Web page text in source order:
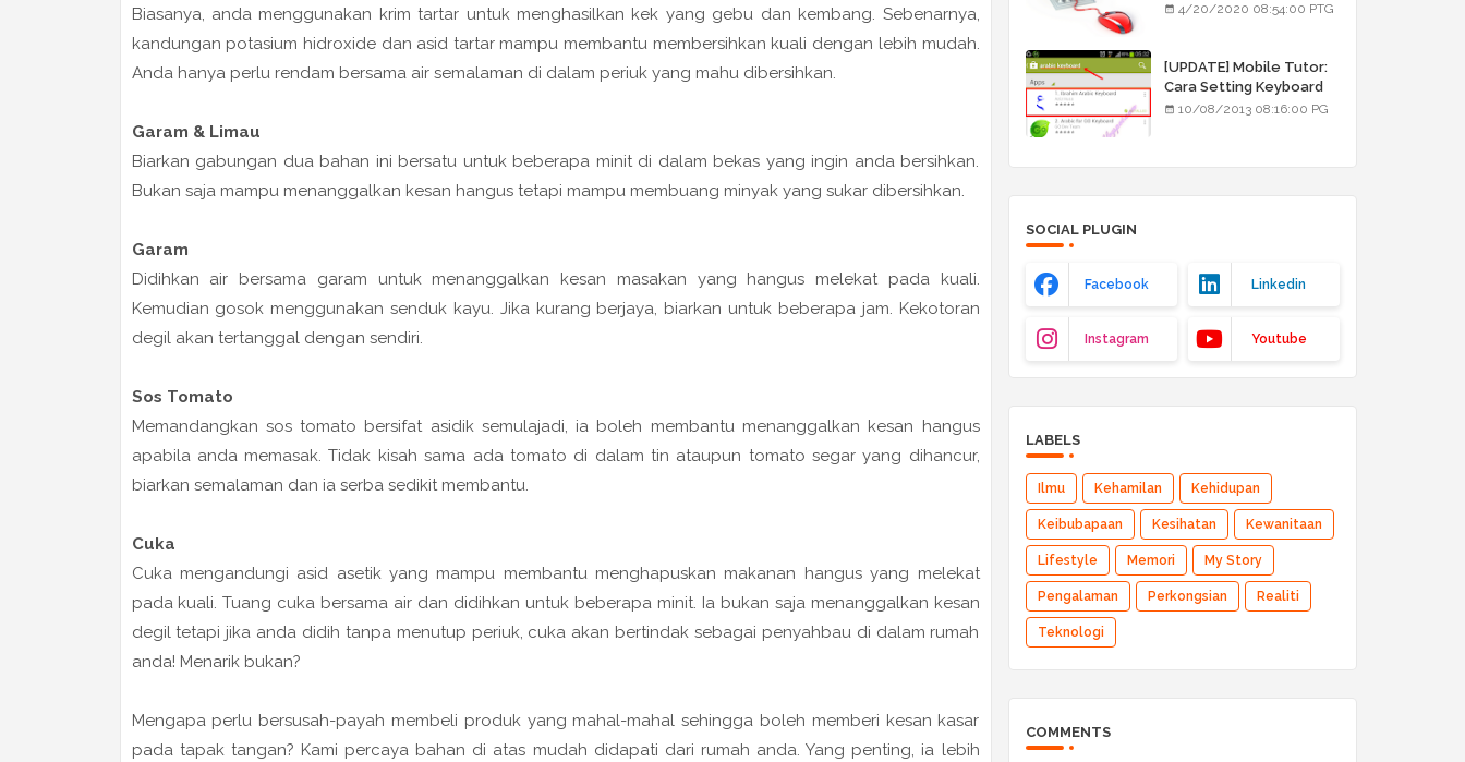
Biasanya, anda menggunakan krim tartar untuk menghasilkan kek yang gebu dan kembang. Sebenarnya,
kandungan potasium hidroxide dan asid tartar mampu membantu membersihkan kuali dengan lebih mudah.
Anda hanya perlu rendam bersama air semalaman di dalam periuk yang mahu dibersihkan.
Garam & Limau
Biarkan gabungan dua bahan ini bersatu untuk beberapa minit di dalam bekas yang ingin anda bersihkan.
Bukan saja mampu menanggalkan kesan hangus tetapi mampu membuang minyak yang sukar dibersihkan.
Garam
Didihkan air bersama garam untuk menanggalkan kesan masakan yang hangus melekat pada kuali.
Kemudian gosok menggunakan senduk kayu. Jika kurang berjaya, biarkan untuk beberapa jam. Kekotoran
degil akan tertanggal dengan sendiri.
Sos Tomato
Memandangkan sos tomato bersifat asidik semulajadi, ia boleh membantu menanggalkan kesan hangus
apabila anda memasak. Tidak kisah sama ada tomato di dalam tin ataupun tomato segar yang dihancur,
biarkan semalaman dan ia serba sedikit membantu.
Cuka
Cuka mengandungi asid asetik yang mampu membantu menghapuskan makanan hangus yang melekat
pada kuali. Tuang cuka bersama air dan didihkan untuk beberapa minit. Ia bukan saja menanggalkan kesan
degil tetapi jika anda didih tanpa menutup periuk, cuka akan bertindak sebagai penyahbau di dalam rumah
anda! Menarik bukan?
Mengapa perlu bersusah-payah membeli produk yang mahal-mahal sehingga boleh memberi kesan kasar
pada tapak tangan? Kami percaya bahan di atas mudah didapati dari rumah anda. Yang penting, ia lebih
4/20/2020 08:54:00 PTG
[UPDATE] Mobile Tutor:
Cara Setting Keyboard
Arab/Jawi
10/08/2013 08:16:00 PG
SOCIAL PLUGIN
Facebook Linkedin
Instagram Youtube
LABELS
Ilmu Kehamilan Kehidupan
Keibubapaan Kesihatan Kewanitaan
Lifestyle Memori My Story
Pengalaman Perkongsian Realiti
Teknologi
COMMENTS